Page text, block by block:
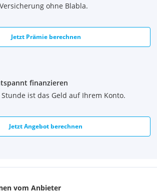
ohne Blabla.
Jetzt Prämie berechnen
finanzieren
ist das Geld auf Ihrem Konto.
Jetzt Angebot berechnen
vom Anbieter